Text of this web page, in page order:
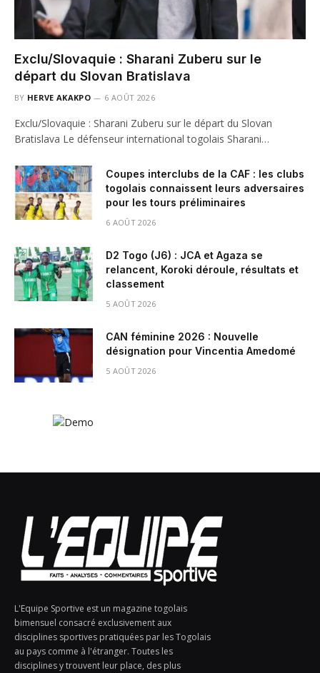
Exclu/Slovaquie : Sharani Zuberu sur le
départ du Slovan Bratislava
BY HERVE AKAKPO 6 AOÛT 2026
Exclu/Slovaquie : Sharani Zuberu sur le départ du Slovan
Bratislava Le défenseur international togolais Sharani…
Coupes interclubs de la CAF : les clubs
togolais connaissent leurs adversaires
pour les tours préliminaires
6 AOÛT 2026
D2 Togo (J6) : JCA et Agaza se
relancent, Koroki déroule, résultats et
classement
5 AOÛT 2026
CAN féminine 2026 : Nouvelle
désignation pour Vincentia Amedomé
5 AOÛT 2026
L'Equipe Sportive est un magazine togolais
bimensuel consacré exclusivement aux
disciplines sportives pratiquées par les Togolais
au pays comme à l'étranger. Toutes les
disciplines y trouvent leur place, des plus